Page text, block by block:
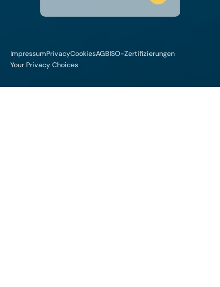
ImpressumPrivacyCookiesAGBISO-Zertifizierungen
Your Privacy Choices